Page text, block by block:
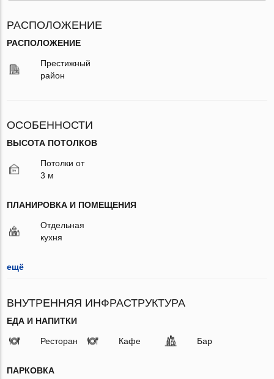
РАСПОЛОЖЕНИЕ
РАСПОЛОЖЕНИЕ
Престижный
район
ОСОБЕННОСТИ
ВЫСОТА ПОТОЛКОВ
Потолки от
3 м
ПЛАНИРОВКА И ПОМЕЩЕНИЯ
Отдельная
кухня
ещё
ВНУТРЕННЯЯ ИНФРАСТРУКТУРА
ЕДА И НАПИТКИ
Ресторан Кафе Бар
ПАРКОВКА